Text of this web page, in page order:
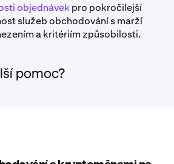
objednávek pro pokročilejší
služeb obchodování s marží
a kritériím způsobilosti.
pomoc?